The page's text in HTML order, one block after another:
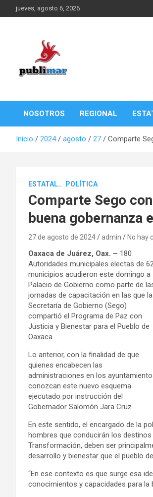
Saltar
al
jueves, agosto 6, 2026
PubliMar
NOSOTROS REGIONAL
Inicio 2024 agosto 27 Comparte
ESTATAL.. POLÍTICA
Comparte Sego
buena gobernanza
27 de agosto de 2024 admin No hay
Oaxaca de Juárez, Oax. – 180
Autoridades municipales electas de
municipios acudieron este domingo a
Palacio de Gobierno como parte de
jornadas de capacitación en las que la
Secretaría de Gobierno (Sego)
compartió el Programa de Paz con
Justicia y Bienestar para el Pueblo de
Oaxaca.
Lo anterior, con la finalidad de que
quienes encabecen las
administraciones en los
conozcan este nuevo esquema
ejecutado por instrucción del
Gobernador Salomón Jara Cruz
En este sentido, el encargado de la
hombres que conducirán los
Transformación, deben ser
desarrollo y bienestar que el pueblo
“En ese contexto es que surge esa
conocimientos y capacidades para la